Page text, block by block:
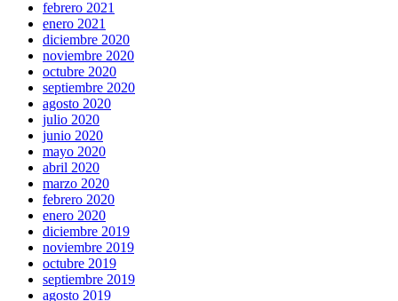
febrero 2021
enero 2021
diciembre 2020
noviembre 2020
octubre 2020
septiembre 2020
agosto 2020
julio 2020
junio 2020
mayo 2020
abril 2020
marzo 2020
febrero 2020
enero 2020
diciembre 2019
noviembre 2019
octubre 2019
septiembre 2019
agosto 2019